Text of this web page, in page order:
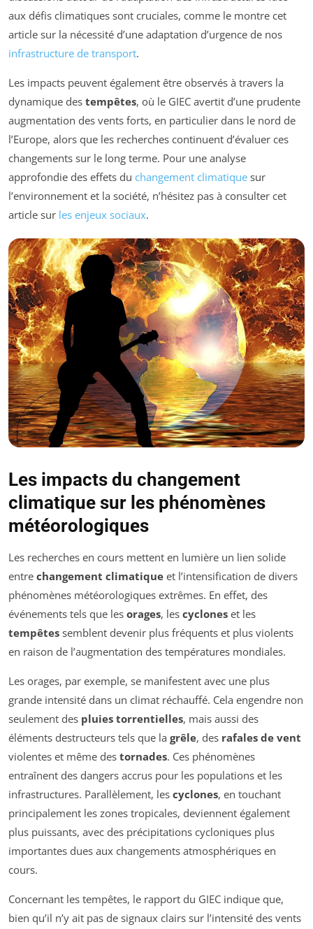
aux défis climatiques sont cruciales, comme le montre cet
article sur la nécessité d’une adaptation d’urgence de nos
infrastructure de transport.
Les impacts peuvent également être observés à travers la
dynamique des tempêtes, où le GIEC avertit d’une prudente
augmentation des vents forts, en particulier dans le nord de
l’Europe, alors que les recherches continuent d’évaluer ces
changements sur le long terme. Pour une analyse
approfondie des effets du changement climatique sur
l’environnement et la société, n’hésitez pas à consulter cet
article sur les enjeux sociaux.
Les impacts du changement
climatique sur les phénomènes
météorologiques
Les recherches en cours mettent en lumière un lien solide
entre changement climatique et l’intensification de divers
phénomènes météorologiques extrêmes. En effet, des
événements tels que les orages, les cyclones et les
tempêtes semblent devenir plus fréquents et plus violents
en raison de l’augmentation des températures mondiales.
Les orages, par exemple, se manifestent avec une plus
grande intensité dans un climat réchauffé. Cela engendre non
seulement des pluies torrentielles, mais aussi des
éléments destructeurs tels que la grêle, des rafales de vent
violentes et même des tornades. Ces phénomènes
entraînent des dangers accrus pour les populations et les
infrastructures. Parallèlement, les cyclones, en touchant
principalement les zones tropicales, deviennent également
plus puissants, avec des précipitations cycloniques plus
importantes dues aux changements atmosphériques en
cours.
Concernant les tempêtes, le rapport du GIEC indique que,
bien qu’il n’y ait pas de signaux clairs sur l’intensité des vents